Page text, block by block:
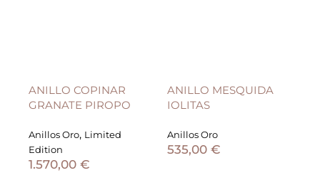
ANILLO COPINAR
GRANATE PIROPO
Anillos Oro, Limited
Edition
1.570,00 €
ANILLO MESQUIDA
IOLITAS
Anillos Oro
535,00 €